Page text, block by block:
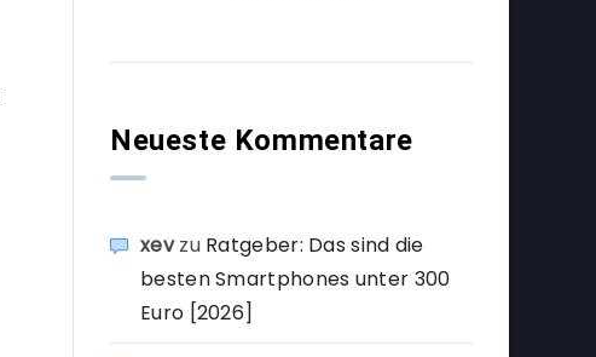
Neueste Kommentare
xevzu Ratgeber: Das sind die
besten Smartphones unter 300
Euro [2026]